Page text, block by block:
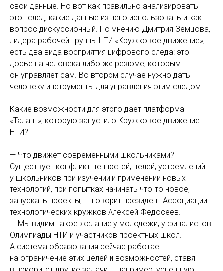
свои данные. Но вот как правильно анализировать
этот след, какие данные из него использовать и как —
вопрос дискуссионный. По мнению Дмитрия Земцова,
лидера рабочей группы НТИ «Кружковое движение»,
есть два вида восприятия цифрового следа: это
досье на человека либо же резюме, которым
он управляет сам. Во втором случае нужно дать
человеку инструменты для управления этим следом.
Какие возможности для этого дает платформа
«Талант», которую запустило Кружковое движение
НТИ?
— Что движет современными школьниками?
Существует конфликт ценностей, целей, устремлений
у школьников при изучении и применении новых
технологий, при попытках начинать что-то новое,
запускать проекты, — говорит президент Ассоциации
технологических кружков Алексей Федосеев.
— Мы видим такое желание у молодежи, у финалистов
Олимпиады НТИ и участников проектных школ.
А система образования сейчас работает
на ограничение этих целей и возможностей, ставя
в приоритет другие задачи — например, успешную